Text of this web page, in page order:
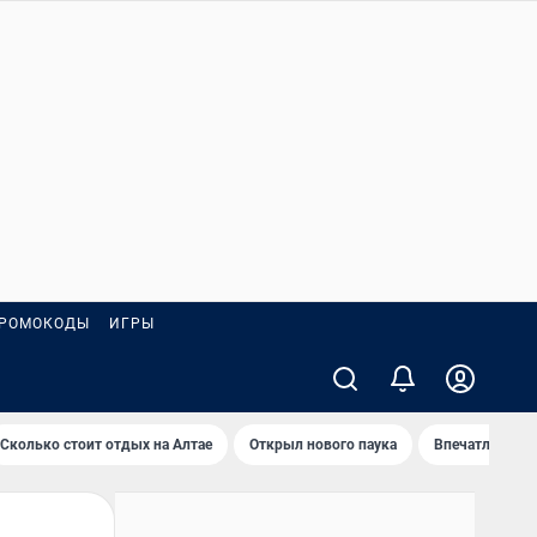
ИГРЫ
Сколько стоит отдых на Алтае Открыл нового паука Впечатления